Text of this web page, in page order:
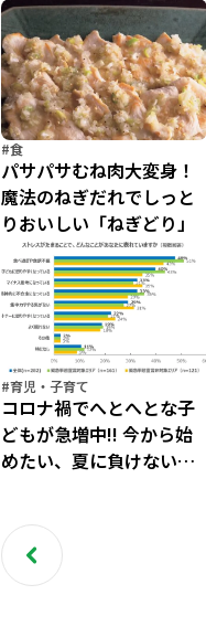
#食
パサパサむね肉大変身！
魔法のねぎだれでしっと
りおいしい「ねぎどり」
#育児・子育て
コロナ禍でへとへとな子
どもが急増中!! 今から始
めたい、夏に負けないカ